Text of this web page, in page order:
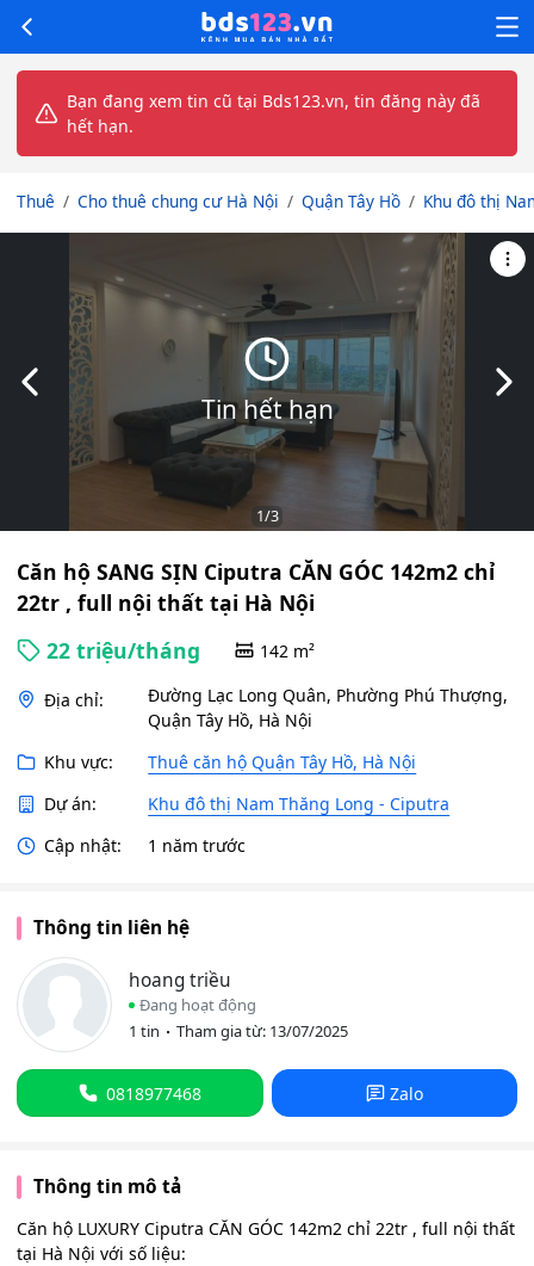
Bạn đang xem tin cũ tại Bds123.vn, tin đăng này đã
hết hạn.
Thuê Cho thuê chung cư Hà Nội Quận Tây Hồ Khu đô thị
Tin hết hạn
Slide trước
1/3
Căn hộ SANG SỊN Ciputra CĂN GÓC 142m2 chỉ
22tr , full nội thất tại Hà Nội
22 triệu/tháng
142 m²
Địa chỉ:
Đường Lạc Long Quân, Phường Phú Thượng,
Quận Tây Hồ, Hà Nội
Khu vực:
Thuê căn hộ Quận Tây Hồ, Hà Nội
Dự án:
Khu đô thị Nam Thăng Long - Ciputra
Cập nhật:
1 năm trước
Thông tin liên hệ
hoang triều
Đang hoạt động
1 tin
Tham gia từ: 13/07/2025
0818977468 Zalo
Thông tin mô tả
Căn hộ LUXURY Ciputra CĂN GÓC 142m2 chỉ 22tr , full nội thất
tại Hà Nội với số liệu: